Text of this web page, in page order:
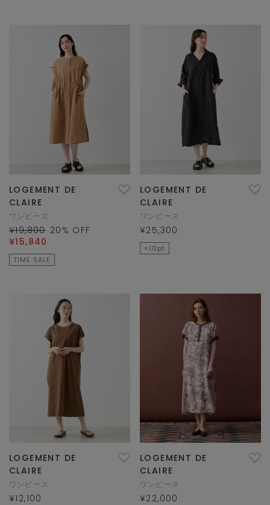
LOGEMENT DE
CLAIRE
ワンピース
¥19,800 20 % OFF
¥15,840
TIME SALE
LOGEMENT DE
CLAIRE
ワンピース
¥25,300
×10pt
LOGEMENT DE
CLAIRE
ワンピース
¥12,100
LOGEMENT DE
CLAIRE
ワンピース
¥22,000